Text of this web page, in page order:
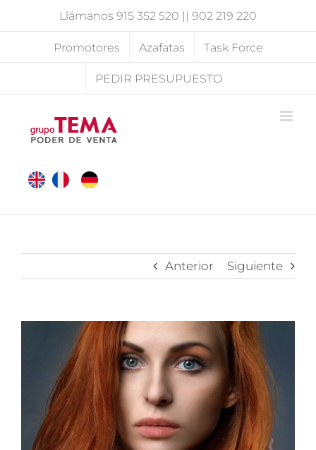
Llámanos 915 352 520 || 902 219 220
Promotores Azafatas Task Force
PEDIR PRESUPUESTO
Anterior Siguiente
grande